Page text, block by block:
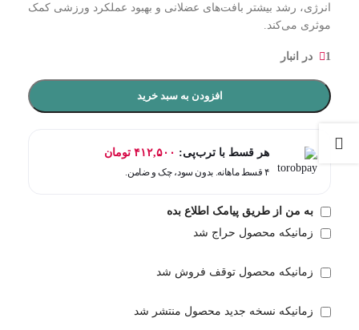
انرژی، رشد بیشتر بافت‌های عضلانی و بهبود عملکرد ورزشی کمک
موثری می‌کند.
1 در انبار
افزودن به سبد خرید
هر قسط با ترب‌پی: ۴۱۲,۵۰۰ تومان
۴ قسط ماهانه. بدون سود، چک و ضامن.
به من از طریق پیامک اطلاع بده
زمانیکه محصول حراج شد
زمانیکه محصول توقف فروش شد
زمانیکه نسخه جدید محصول منتشر شد